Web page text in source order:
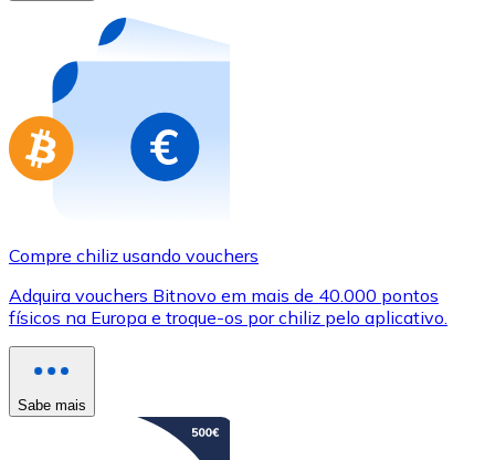
Compre cartões-presente das suas marcas favoritas
Ir para a loja de cartões-presente
Compre chiliz usando vouchers
Adquira vouchers Bitnovo em mais de 40.000 pontos
físicos na Europa e troque-os por chiliz pelo aplicativo.
Sabe mais